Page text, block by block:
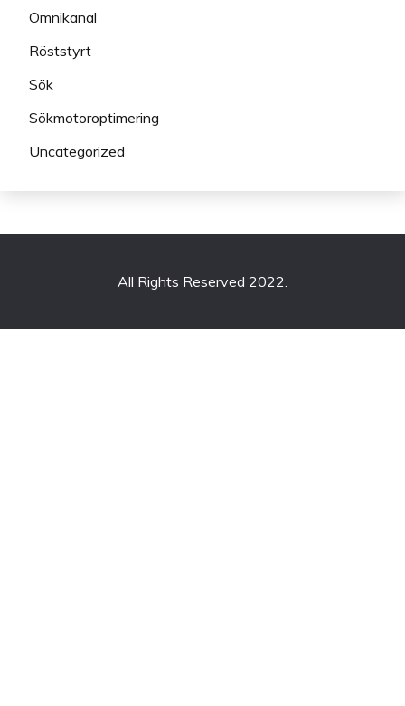
Omnikanal
Röststyrt
Sök
Sökmotoroptimering
Uncategorized
All Rights Reserved 2022.